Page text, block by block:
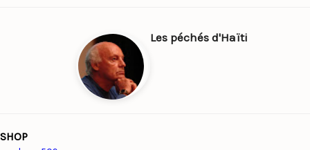
Les péchés d'Haïti
SHOP